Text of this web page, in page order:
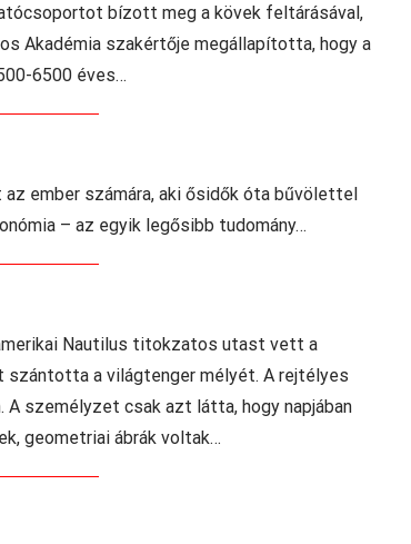
bízott meg a kövek feltárásával,
Akadémia szakértője megállapította, hogy a
6500 éves…
ember számára, aki ősidők óta bűvölettel
– az egyik legősibb tudomány…
Nautilus titokzatos utast vett a
szántotta a világtenger mélyét. A rejtélyes
személyzet csak azt látta, hogy napjában
geometriai ábrák voltak…